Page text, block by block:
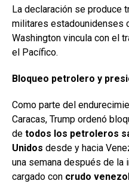
La declaración se produce
militares estadounidenses
Washington vincula con el
el Pacífico.
Bloqueo petrolero y
Como parte del
Caracas, Trump ordenó
de todos los petroleros
Unidos desde y hacia
una semana después de la
cargado con crudo